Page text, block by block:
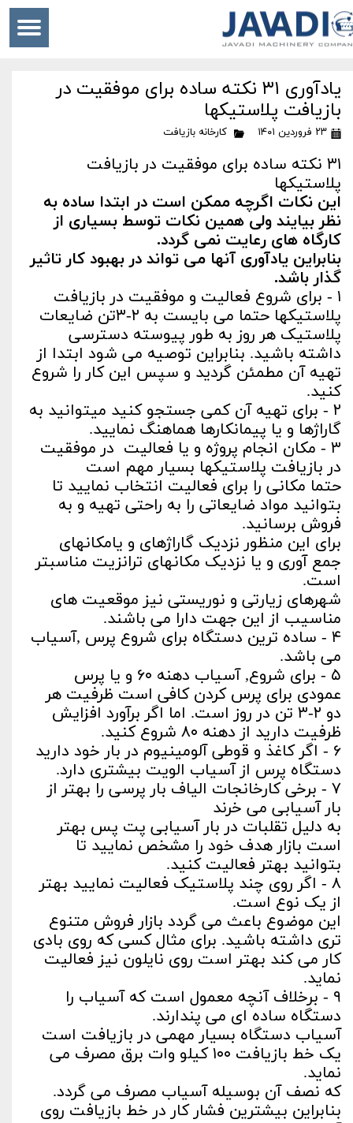
یادآوری ۳۱ نکته ساده برای موفقیت در
بازیافت پلاستیکها
۲۳ فروردین ۱۴۰۱ کارخانه بازیافت
۳۱ نکته ساده برای موفقیت در بازیافت
پلاستیکها
این نکات اگرچه ممکن است در ابتدا ساده به
نظر بیایند ولی همین نکات توسط بسیاری از
کارگاه های رعایت نمی گردد.
بنابراین یادآوری آنها می تواند در بهبود کار تاثیر
گذار باشد.
۱ - برای شروع فعالیت و موفقیت در بازیافت
پلاستیکها حتما می بایست به ۲-۳تن ضایعات
پلاستیک هر روز به طور پیوسته دسترسی
داشته باشید. بنابراین توصیه می شود ابتدا از
تهیه آن مطمئن گردید و سپس این کار را شروع
کنید.
۲ - برای تهیه آن کمی جستجو کنید میتوانید به
گاراژها و یا پیمانکارها هماهنگ نمایید.
۳ - مکان انجام پروژه و یا فعالیت در موفقیت
در بازیافت پلاستیکها بسیار مهم است
حتما مکانی را برای فعالیت انتخاب نمایید تا
بتوانید مواد ضایعاتی را به راحتی تهیه و به
فروش برسانید.
برای این منظور نزدیک گاراژهای و یامکانهای
جمع آوری و یا نزدیک مکانهای ترانزیت مناسبتر
است.
شهرهای زیارتی و نوریستی نیز موقعیت های
مناسیب از این جهت دارا می باشند.
۴ - ساده ترین دستگاه برای شروع پرس ,آسیاب
می باشد.
۵ - برای شروع, آسیاب دهنه ۶۰ و یا پرس
عمودی برای پرس کردن کافی است ظرفیت هر
دو ۲-۳ تن در روز است. اما اگر برآورد افزایش
ظرفیت دارید از دهنه ۸۰ شروع کنید.
۶ - اگر کاغذ و قوطی آلومینیوم در بار خود دارید
دستگاه پرس از آسیاب الویت بیشتری دارد.
۷ - برخی کارخانجات الیاف بار پرسی را بهتر از
بار آسیابی می خرند
به دلیل تقلبات در بار آسیابی پت پس بهتر
است بازار هدف خود را مشخص نمایید تا
بتوانید بهتر فعالیت کنید.
۸ - اگر روی چند پلاستیک فعالیت نمایید بهتر
از یک نوع است.
این موضوع باعث می گردد بازار فروش متنوع
تری داشته باشید. برای مثال کسی که روی بادی
کار می کند بهتر است روی نایلون نیز فعالیت
نماید.
۹ - برخلاف آنچه معمول است که آسیاب را
دستگاه ساده ای می پندارند.
آسیاب دستگاه بسیار مهمی در بازیافت است
یک خط بازیافت ۱۰۰ کیلو وات برق مصرف می
نماید.
که نصف آن بوسیله آسیاب مصرف می گردد.
بنابراین بیشترین فشار کار در خط بازیافت روی